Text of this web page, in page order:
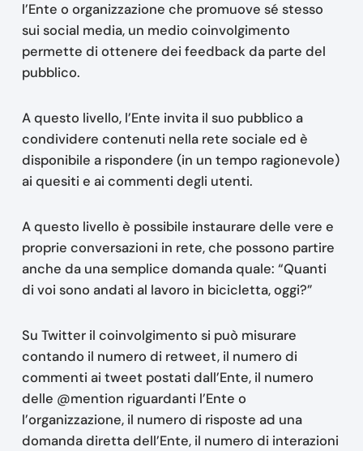
l’Ente o organizzazione che promuove sé stesso
sui social media, un medio coinvolgimento
permette di ottenere dei feedback da parte del
pubblico.
A questo livello, l’Ente invita il suo pubblico a
condividere contenuti nella rete sociale ed è
disponibile a rispondere (in un tempo ragionevole)
ai quesiti e ai commenti degli utenti.
A questo livello è possibile instaurare delle vere e
proprie conversazioni in rete, che possono partire
anche da una semplice domanda quale: “Quanti
di voi sono andati al lavoro in bicicletta, oggi?”
Su Twitter il coinvolgimento si può misurare
contando il numero di retweet, il numero di
commenti ai tweet postati dall’Ente, il numero
delle @mention riguardanti l’Ente o
l’organizzazione, il numero di risposte ad una
domanda diretta dell’Ente, il numero di interazioni